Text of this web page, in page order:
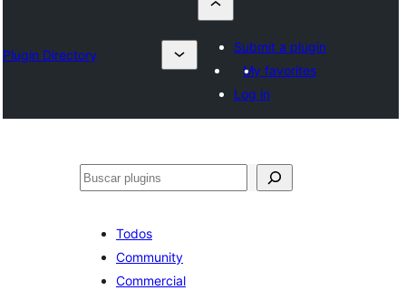
Plugin Directory
Submit a plugin
My favorites
Log in
Buscar
Todos
Community
Commercial